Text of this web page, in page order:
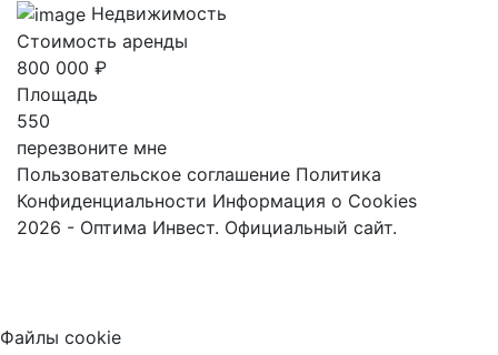
Недвижимость
Стоимость аренды
800 000 ₽
Площадь
550
перезвоните мне
Пользовательское соглашение Политика
Конфиденциальности Информация о Cookies
2026 - Оптима Инвест. Официальный сайт.
Файлы cookie